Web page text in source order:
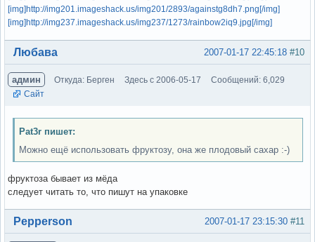
[img]http://img201.imageshack.us/img201/2893/againstg8dh7.png[/img]
[img]http://img237.imageshack.us/img237/1273/rainbow2iq9.jpg[/img]
Вне форума #10
2007-01-17 22:45:18
Любава
админ Откуда: Берген Здесь с 2006-05-17
Сообщений: 6,029
Сайт
Pat3r пишет:
Можно ещё использовать фруктозу, она же плодовый сахар :-)
фруктоза бывает из мёда
следует читать то, что пишут на упаковке
Вне форума #11
2007-01-17 23:15:30
Pepperson